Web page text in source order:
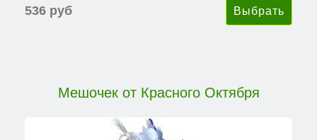
536 руб
Мешочек от Красного Октября